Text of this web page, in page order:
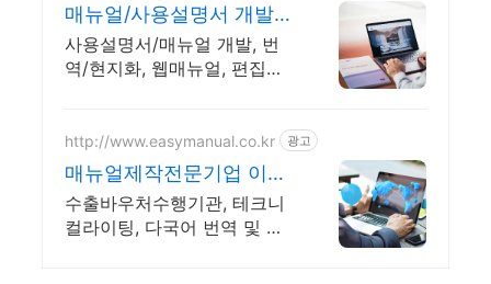
매뉴얼/사용설명서 개발
다온
사용설명서/매뉴얼 개발, 번
역/현지화, 웹매뉴얼, 편집디
http://www.easymanual.co.kr 광고
매뉴얼제작전문기업 이지
매뉴얼 수출바우처 수행기
관
수출바우처수행기관, 테크니
컬라이팅, 다국어 번역 및 편